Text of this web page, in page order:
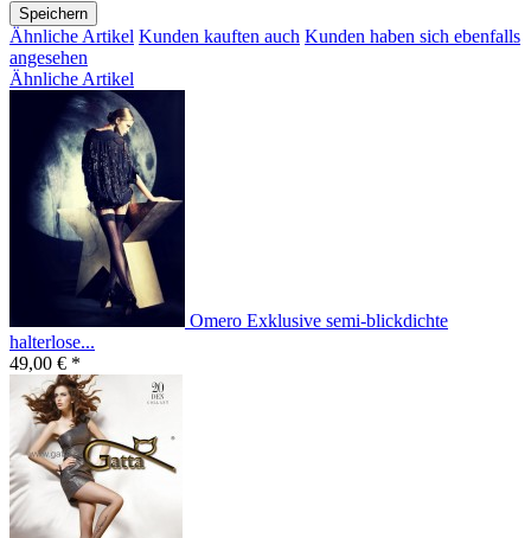
Speichern
Ähnliche Artikel Kunden kauften auch Kunden haben sich ebenfalls
angesehen
Ähnliche Artikel
Omero Exklusive semi-blickdichte
halterlose...
49,00 € *